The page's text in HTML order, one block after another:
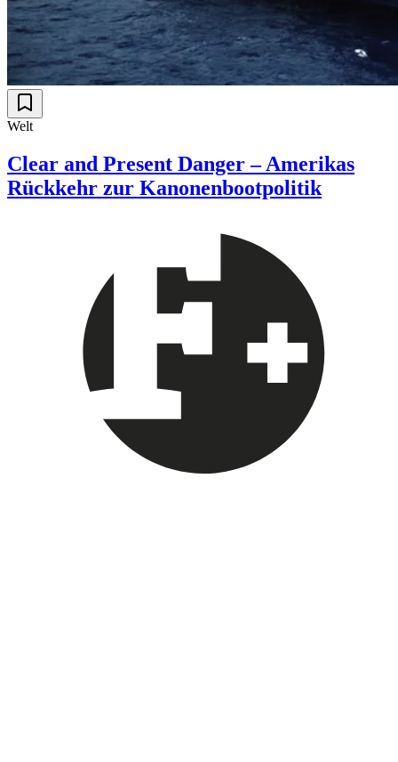
Welt
Clear and Present Danger – Amerikas
Rückkehr zur Kanonenbootpolitik